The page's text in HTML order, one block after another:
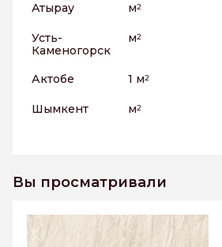
Атырау м2
Усть-
Каменогорск
м2
Актобе 1 м2
Шымкент м2
Вы просматривали